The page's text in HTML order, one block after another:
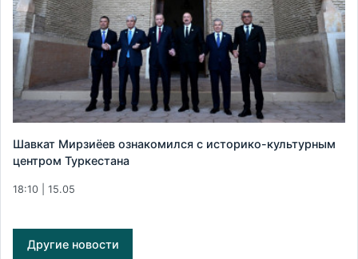
Шавкат Мирзиёев ознакомился с историко-культурным
центром Туркестана
18:10 | 15.05
Другие новости